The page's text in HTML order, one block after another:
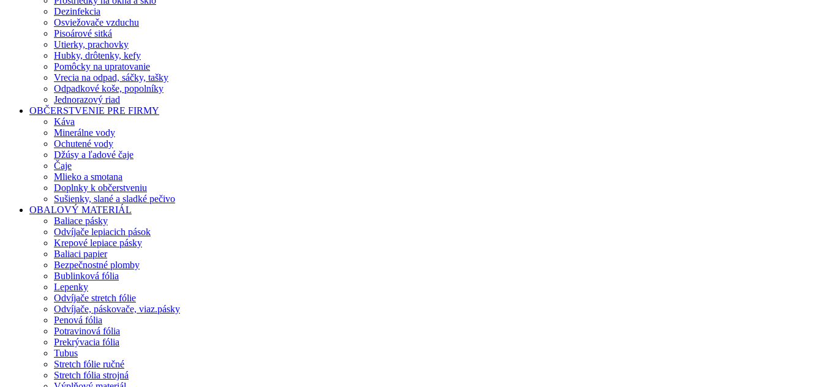
Dezinfekcia
Osviežovače vzduchu
Pisoárové sitká
Utierky, prachovky
Hubky, drôtenky, kefy
Pomôcky na upratovanie
Vrecia na odpad, sáčky, tašky
Odpadkové koše, popolníky
Jednorazový riad
OBČERSTVENIE PRE FIRMY
Káva
Minerálne vody
Ochutené vody
Džúsy a ľadové čaje
Čaje
Mlieko a smotana
Doplnky k občerstveniu
Sušienky, slané a sladké pečivo
OBALOVÝ MATERIÁL
Baliace pásky
Odvíjače lepiacich pások
Krepové lepiace pásky
Baliaci papier
Bezpečnostné plomby
Bublinková fólia
Lepenky
Odvíjače stretch fólie
Odvíjače, páskovače, viaz.pásky
Penová fólia
Potravinová fólia
Prekrývacia fólia
Tubus
Stretch fólie ručné
Stretch fólia strojná